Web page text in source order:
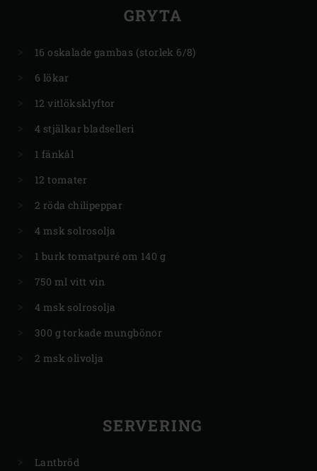
GRYTA
16 oskalade gambas (storlek 6/8)
6 lökar
12 vitlöksklyftor
4 stjälkar bladselleri
1 fänkål
12 tomater
2 röda chilipeppar
4 msk solrosolja
1 burk tomatpuré om 140 g
750 ml vitt vin
4 msk solrosolja
300 g torkade mungbönor
2 msk olivolja
SERVERING
Lantbröd